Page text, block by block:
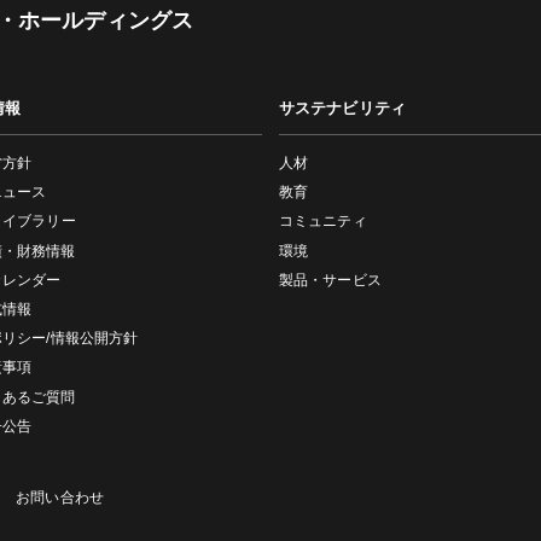
ホールディングス
報
針
ース
ブラリー
財務情報
ンダー
報
シー/情報公開方針
項
るご質問
告
サステナビリティ
人材
教育
コミュニティ
環境
製品・サービス
お問い合わせ